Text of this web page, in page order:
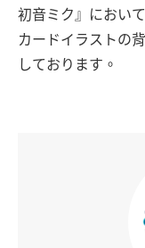
初音ミク』において
カードイラストの
しております。